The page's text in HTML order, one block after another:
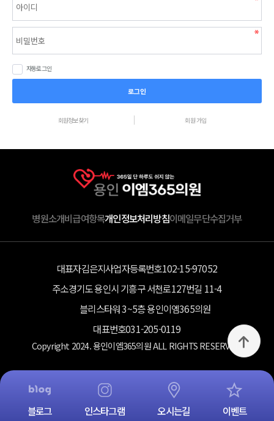
자동로그인
로그인
회원정보찾기 회원 가입
블로그 인스타그램 오시는길 이벤트
병원소개비급여항목개인정보처리방침이메일무단수집거부
대표자김은지사업자등록번호102-15-97052
주소경기도 용인시 기흥구 서천로127번길 11-4
블리스타워 3~5층 용인이엠365의원
대표번호031-205-0119
Copyright 2024. 용인이엠365의원 ALL RIGHTS RESERVED.